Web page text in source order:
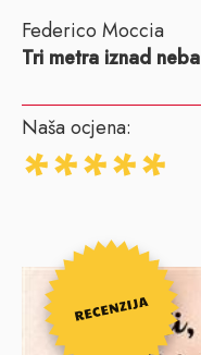
Federico Moccia
Tri metra iznad neba
Naša ocjena: